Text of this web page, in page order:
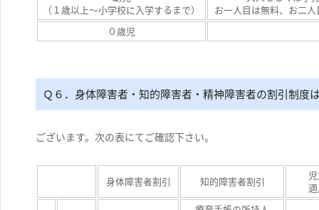
（１歳以上～小学校に入学するまで）
お一人目は無料、お二
０歳児
Ｑ６．身体障害者・知的障害者・精神障害者の割引制度
ございます。次の表にてご確認下さい。
身体障害者割引 知的障害者割引